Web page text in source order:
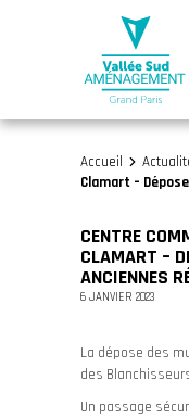
Accueil
Clamart –
CENTRE
CLAMART –
ANCIENNES
6 JANVIER 2023
La dépose des
des
Un passage